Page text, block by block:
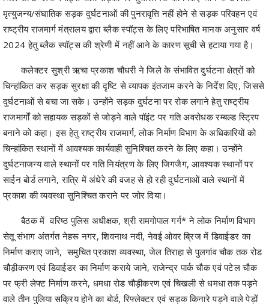
2024 हेतु ब्लैक स्पॉट्स की श्रेणी में नहीं आने के कारण सूची से हटाया गया है।
कलेक्टर सुश्री ऋचा प्रकाश चौधरी ने जिले के संभावित दुर्घटना क्षेत्रों को
चिन्हांकित कर सड़क सुरक्षा की दृष्टि से व्यापक इंतजाम करने के निर्देश दिए, जिससे
दुर्घटनाओं से बचा जा सके। उन्होंने सड़क दुर्घटना पर रोक लगाने हेतु राष्ट्रीय
राजमार्गों को सहायक सड़कों से जोड़ने वाले पॉइंट पर गति अवरोधक रम्बल्ड स्ट्रिप
बनाने को कहा। इस हेतु राष्ट्रीय राजमार्ग, लोक निर्माण विभाग के अधिकारियों को
चिन्हांकित स्थानों में आवश्यक कार्यवाही सुनिश्चित करने के लिए कहा। उन्होंने
दुर्घटनाजन्य वाले स्थानों पर गति नियंत्रण के लिए जिगजैग, आवश्यक स्थानों पर
साईन बोर्ड लगाने, रात्रि में अंधेरे की वजह से हो रही दुर्घटनाओं वाले स्थानों में
प्रकाश की व्यवस्था सुनिश्चित कराने पर जोर दिया।
बैठक में वरिष्ठ पुलिस अधीक्षक, श्री रामगोपाल गर्ग* ने लोक निर्माण विभाग
सेतू संभाग अंतर्गत नेहरू नगर, शिवनाथ नदी, नेवई ओवर ब्रिज में डिवाईडर का
निर्माण कराए जाने, समुचित प्रकाश व्यवस्था, जेल तिराहा से पुलगांव चौक तक रोड
चौड़ीकरण एवं डिवाईडर का निर्माण कराये जाने, राजेन्द्र पार्क चौक एवं पटेल चौक
पर फ्री लेफ्ट निर्माण करने, धमधा रोड चौड़ीकरण एवं चिखली से धमधा तक पड़ने
वाले तीन पुलिया सक्रिय होने का बोर्ड, रिफ्लेक्टर एवं सड़क किनारे पड़ने वाले पेड़ों
की छटाई करने का सुझाव दिया। बैठक में ए.डी.एम. श्री अरविन्द एक्का, आयुक्त
नगर निगम भिलाई श्री देवेश ध्रुव, एस़डीएम पाटन श्री दीपक निकंज, एसडीएम